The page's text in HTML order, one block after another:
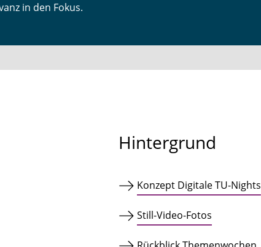
in den Fokus.
Hintergrund
Konzept Digitale TU-Nights
Still-Video-Fotos